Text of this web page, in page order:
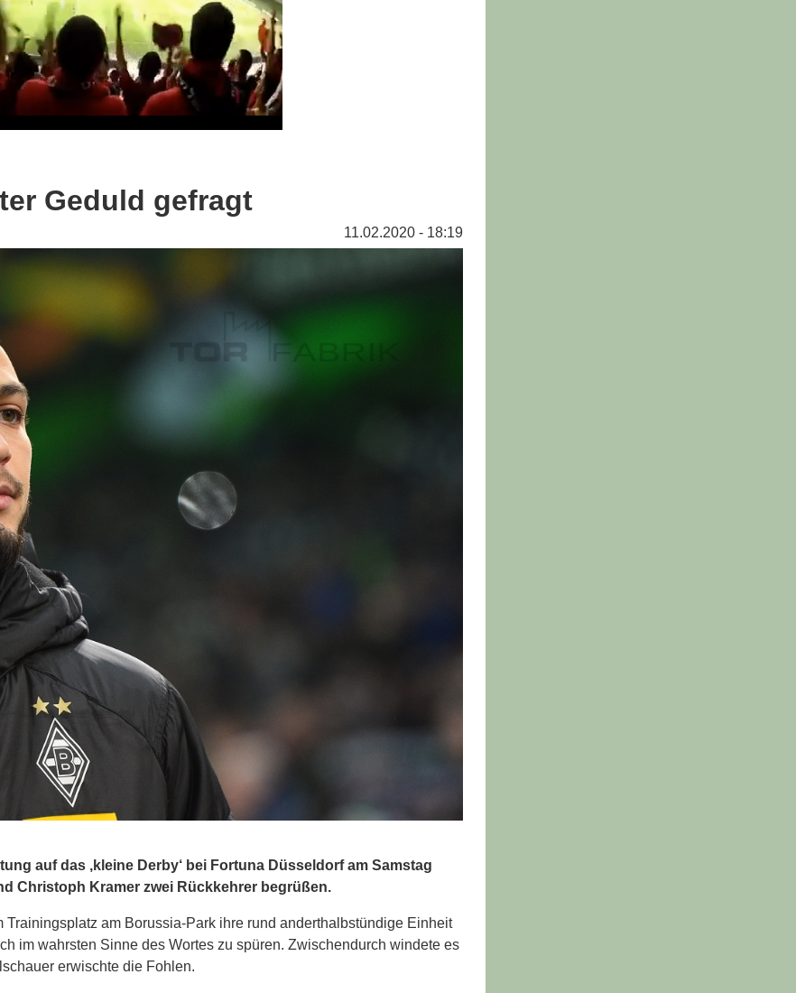
Geduld gefragt
11.02.2020 - 18:19
auf das ‚kleine Derby‘ bei Fortuna Düsseldorf am Samstag
Christoph Kramer zwei Rückkehrer begrüßen.
am Borussia-Park ihre rund anderthalbstündige Einheit
im wahrsten Sinne des Wortes zu spüren. Zwischendurch windete es
erwischte die Fohlen.